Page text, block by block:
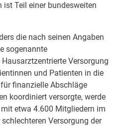
Teil einer bundesweiten
die nach seinen Angaben
sogenannte
Versorgung
und Patienten in die
finanzielle Abschläge
koordiniert versorgte, werde
etwa 4.600 Mitgliedern im
Versorgung der